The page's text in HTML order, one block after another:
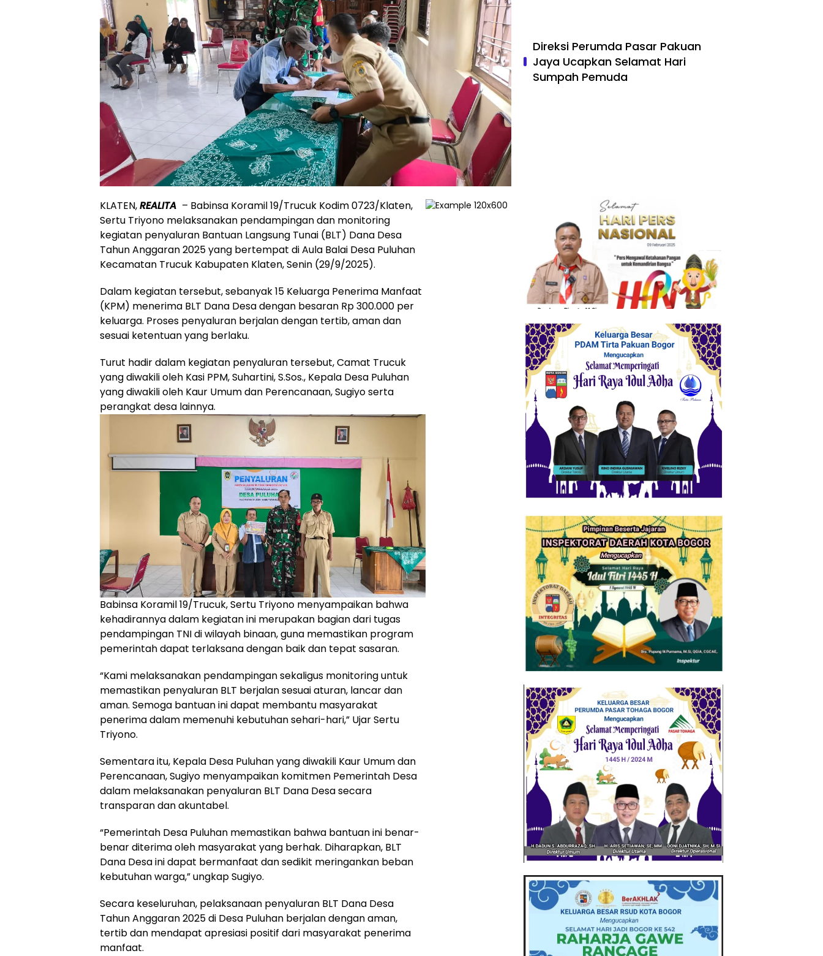
KLATEN,REALITA – Babinsa Koramil 19/Trucuk Kodim 0723/Klaten,
Sertu Triyono melaksanakan pendampingan dan monitoring
kegiatan penyaluran Bantuan Langsung Tunai (BLT) Dana Desa
Tahun Anggaran 2025 yang bertempat di Aula Balai Desa Puluhan
Kecamatan Trucuk Kabupaten Klaten, Senin (29/9/2025).
Dalam kegiatan tersebut, sebanyak 15 Keluarga Penerima Manfaat
(KPM) menerima BLT Dana Desa dengan besaran Rp 300.000 per
keluarga. Proses penyaluran berjalan dengan tertib, aman dan
sesuai ketentuan yang berlaku.
Turut hadir dalam kegiatan penyaluran tersebut, Camat Trucuk
yang diwakili oleh Kasi PPM, Suhartini, S.Sos., Kepala Desa Puluhan
yang diwakili oleh Kaur Umum dan Perencanaan, Sugiyo serta
perangkat desa lainnya.
Babinsa Koramil 19/Trucuk, Sertu Triyono menyampaikan bahwa
kehadirannya dalam kegiatan ini merupakan bagian dari tugas
pendampingan TNI di wilayah binaan, guna memastikan program
pemerintah dapat terlaksana dengan baik dan tepat sasaran.
“Kami melaksanakan pendampingan sekaligus monitoring untuk
memastikan penyaluran BLT berjalan sesuai aturan, lancar dan
aman. Semoga bantuan ini dapat membantu masyarakat
penerima dalam memenuhi kebutuhan sehari-hari,” Ujar Sertu
Triyono.
Sementara itu, Kepala Desa Puluhan yang diwakili Kaur Umum dan
Perencanaan, Sugiyo menyampaikan komitmen Pemerintah Desa
dalam melaksanakan penyaluran BLT Dana Desa secara
transparan dan akuntabel.
“Pemerintah Desa Puluhan memastikan bahwa bantuan ini benar-
benar diterima oleh masyarakat yang berhak. Diharapkan, BLT
Dana Desa ini dapat bermanfaat dan sedikit meringankan beban
kebutuhan warga,” ungkap Sugiyo.
Secara keseluruhan, pelaksanaan penyaluran BLT Dana Desa
Tahun Anggaran 2025 di Desa Puluhan berjalan dengan aman,
tertib dan mendapat apresiasi positif dari masyarakat penerima
manfaat.
Direksi Perumda Pasar Pakuan
Jaya Ucapkan Selamat Hari
Sumpah Pemuda